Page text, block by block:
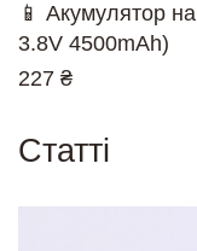
📱 Акумулятор
3.8V 4500mAh)
227 ₴
Cтатті